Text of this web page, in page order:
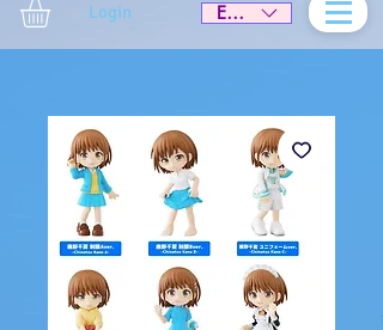
Login
EUR (€)